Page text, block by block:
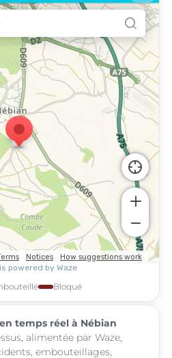
Bloqué
temps réel à Nébian
alimentée par Waze,
embouteillages,